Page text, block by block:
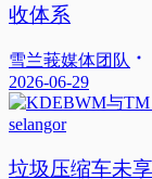
收体系
雪兰莪媒体团队
2026-06-29
selangor
垃圾压缩车未